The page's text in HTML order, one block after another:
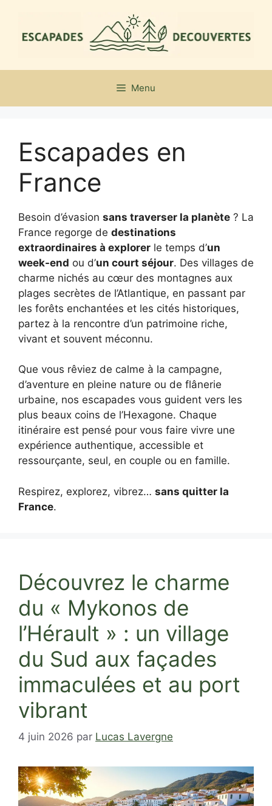
contenu
Menu
Escapades en
France
Besoin d’évasion sans traverser la planète ? La
France regorge de destinations
extraordinaires à explorer le temps d’un
week-end ou d’un court séjour. Des villages de
charme nichés au cœur des montagnes aux
plages secrètes de l’Atlantique, en passant par
les forêts enchantées et les cités historiques,
partez à la rencontre d’un patrimoine riche,
vivant et souvent méconnu.
Que vous rêviez de calme à la campagne,
d’aventure en pleine nature ou de flânerie
urbaine, nos escapades vous guident vers les
plus beaux coins de l’Hexagone. Chaque
itinéraire est pensé pour vous faire vivre une
expérience authentique, accessible et
ressourçante, seul, en couple ou en famille.
Respirez, explorez, vibrez… sans quitter la
France.
Découvrez le charme
du « Mykonos de
l’Hérault » : un village
du Sud aux façades
immaculées et au port
vibrant
4 juin 2026 par Lucas Lavergne